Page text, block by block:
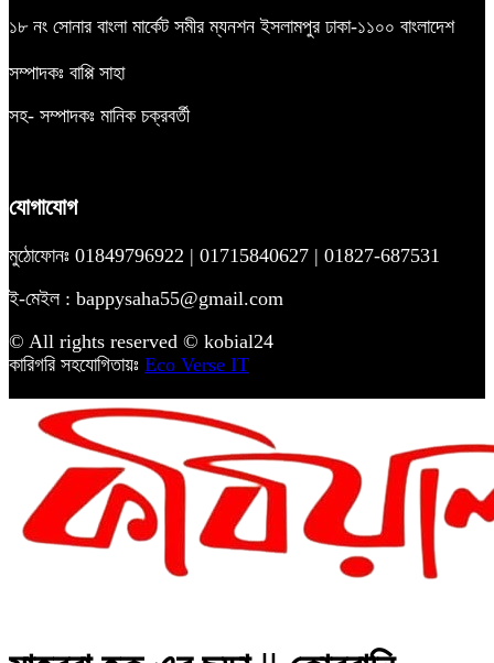
১৮ নং সোনার বাংলা মার্কেট সমীর ম্যনশন ইসলামপুর ঢাকা-১১০০ বাংলাদেশ
সম্পাদকঃ বাপ্পি সাহা
সহ- সম্পাদকঃ মানিক চক্রবর্তী
যোগাযোগ
মুঠোফোনঃ 01849796922 | 01715840627 | 01827-687531
ই-মেইল : bappysaha55@gmail.com
© All rights reserved © kobial24
কারিগরি সহযোগিতায়ঃ Eco Verse IT